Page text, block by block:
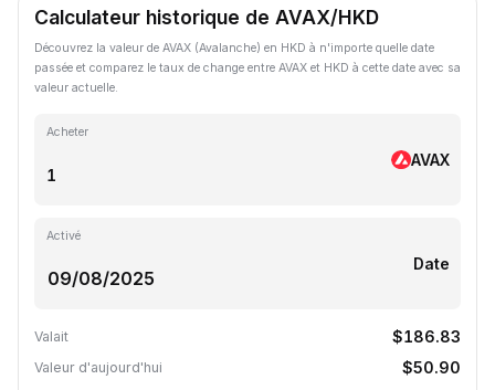
Calculateur historique de AVAX/HKD
Découvrez la valeur de AVAX (Avalanche) en HKD à n'importe quelle date
passée et comparez le taux de change entre AVAX et HKD à cette date avec sa
valeur actuelle.
Acheter
AVAX
Activé
Date
Valait $186.83
Valeur d'aujourd'hui $50.90